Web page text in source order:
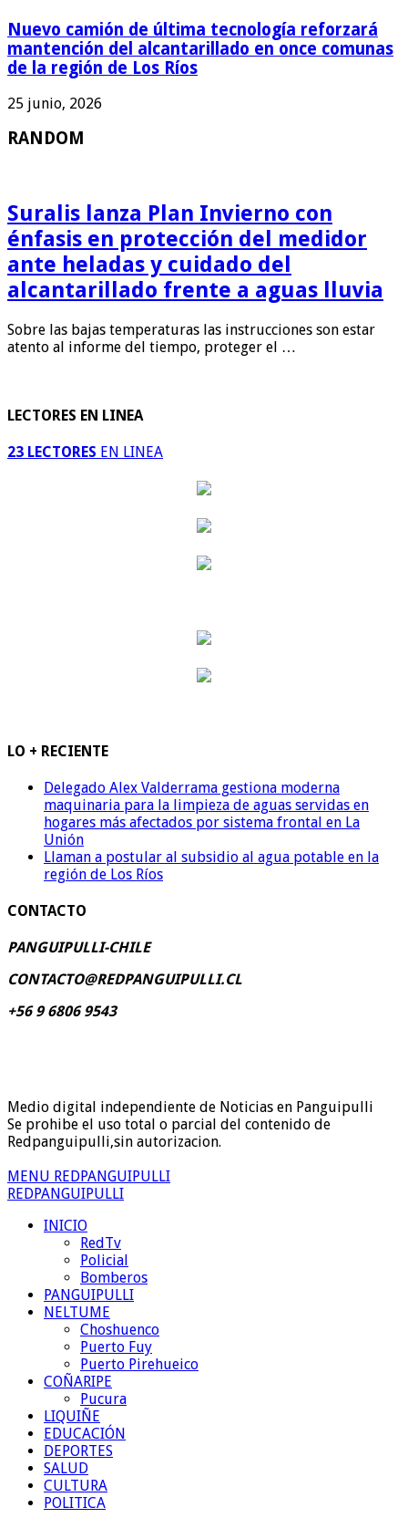
Nuevo camión de última tecnología reforzará
mantención del alcantarillado en once comunas
de la región de Los Ríos
25 junio, 2026
RANDOM
Suralis lanza Plan Invierno con
énfasis en protección del medidor
ante heladas y cuidado del
alcantarillado frente a aguas lluvia
Sobre las bajas temperaturas las instrucciones son estar
atento al informe del tiempo, proteger el …
LECTORES EN LINEA
23 LECTORES EN LINEA
LO + RECIENTE
Delegado Alex Valderrama gestiona moderna
maquinaria para la limpieza de aguas servidas en
hogares más afectados por sistema frontal en La
Unión
Llaman a postular al subsidio al agua potable en la
región de Los Ríos
CONTACTO
PANGUIPULLI-CHILE
CONTACTO@REDPANGUIPULLI.CL
+56 9 6806 9543
Medio digital independiente de Noticias en Panguipulli
Se prohibe el uso total o parcial del contenido de
Redpanguipulli,sin autorizacion.
MENU REDPANGUIPULLI
REDPANGUIPULLI
INICIO
RedTv
Policial
Bomberos
PANGUIPULLI
NELTUME
Choshuenco
Puerto Fuy
Puerto Pirehueico
COÑARIPE
Pucura
LIQUIÑE
EDUCACIÓN
DEPORTES
SALUD
CULTURA
POLITICA